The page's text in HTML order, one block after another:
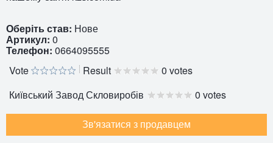
Оберіть став: Нове
Артикул: 0
Телефон: 0664095555
Vote
Result
0 votes
Київський Завод Скловиробів
0 votes
Зв'язатися з продавцем